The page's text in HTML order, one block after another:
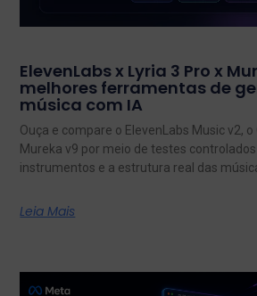
ElevenLabs x Lyria 3 Pro x
melhores ferramentas de
música com IA
Ouça e compare o ElevenLabs Music v2, o
Mureka v9 por meio de testes
instrumentos e a estrutura real das
Leia Mais